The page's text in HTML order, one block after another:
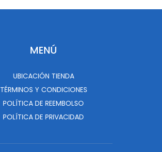
MENÚ
UBICACIÓN TIENDA
TÉRMINOS Y CONDICIONES
POLÍTICA DE REEMBOLSO
POLÍTICA DE PRIVACIDAD